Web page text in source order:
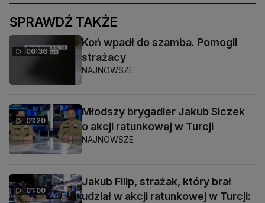
SPRAWDŹ TAKŻE
00:36
Koń wpadł do szamba. Pomogli
strażacy
NAJNOWSZE
01:20
Młodszy brygadier Jakub Siczek
o akcji ratunkowej w Turcji
NAJNOWSZE
01:00
Jakub Filip, strażak, który brał
udział w akcji ratunkowej w Turcji: